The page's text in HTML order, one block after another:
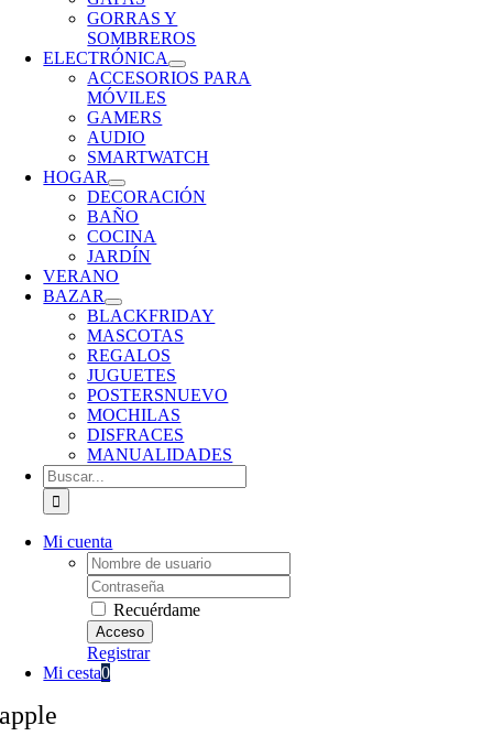
GORRAS Y
SOMBREROS
ELECTRÓNICA
ACCESORIOS PARA
MÓVILES
GAMERS
AUDIO
SMARTWATCH
HOGAR
DECORACIÓN
BAÑO
COCINA
JARDÍN
VERANO
BAZAR
BLACKFRIDAY
MASCOTAS
REGALOS
JUGUETES
POSTERSNUEVO
MOCHILAS
DISFRACES
MANUALIDADES
Buscar:
Mi cuenta
Username:
Password:
Recuérdame
Registrar
Mi cesta0
apple